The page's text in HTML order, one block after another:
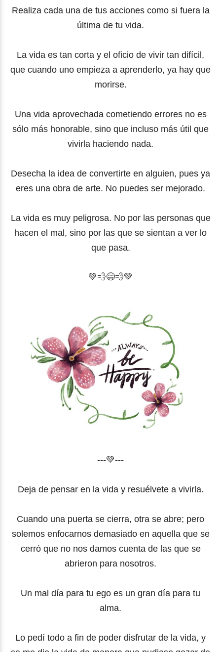
Realiza cada una de tus acciones como si fuera la
última de tu vida.
La vida es tan corta y el oficio de vivir tan difícil,
que cuando uno empieza a aprenderlo, ya hay que
morirse.
Una vida aprovechada cometiendo errores no es
sólo más honorable, sino que incluso más útil que
vivirla haciendo nada.
Desecha la idea de convertirte en alguien, pues ya
eres una obra de arte. No puedes ser mejorado.
La vida es muy peligrosa. No por las personas que
hacen el mal, sino por las que se sientan a ver lo
que pasa.
💚💨😄💨💚
---💚---
Deja de pensar en la vida y resuélvete a vivirla.
Cuando una puerta se cierra, otra se abre; pero
solemos enfocarnos demasiado en aquella que se
cerró que no nos damos cuenta de las que se
abrieron para nosotros.
Un mal día para tu ego es un gran día para tu
alma.
Lo pedí todo a fin de poder disfrutar de la vida, y